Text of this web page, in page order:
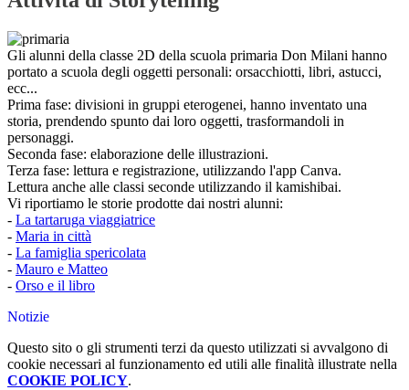
Gli alunni della classe 2D della scuola primaria Don Milani hanno
portato a scuola degli oggetti personali: orsacchiotti, libri, astucci,
ecc...
Prima fase: divisioni in gruppi eterogenei, hanno inventato una
storia, prendendo spunto dai loro oggetti, trasformandoli in
personaggi.
Seconda fase: elaborazione delle illustrazioni.
Terza fase: lettura e registrazione, utilizzando l'app Canva.
Lettura anche alle classi seconde utilizzando il kamishibai.
Vi riportiamo le storie prodotte dai nostri alunni:
- La tartaruga viaggiatrice
- Maria in città
- La famiglia spericolata
- Mauro e Matteo
- Orso e il libro
Notizie
Questo sito o gli strumenti terzi da questo utilizzati si avvalgono di
cookie necessari al funzionamento ed utili alle finalità illustrate nella
COOKIE POLICY.